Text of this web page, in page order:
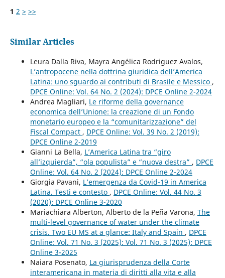
1 2 > >>
Similar Articles
Leura Dalla Riva, Mayra Angélica Rodriguez Avalos,
L’antropocene nella dottrina giuridica dell’America
Latina: uno sguardo ai contributi di Brasile e Messico ,
DPCE Online: Vol. 64 No. 2 (2024): DPCE Online 2-2024
Andrea Magliari, Le riforme della governance
economica dell’Unione: la creazione di un Fondo
monetario europeo e la “comunitarizzazione” del
Fiscal Compact , DPCE Online: Vol. 39 No. 2 (2019):
DPCE Online 2-2019
Gianni La Bella, L’America Latina tra “giro
all’izquierda”, “ola populista” e “nuova destra” , DPCE
Online: Vol. 64 No. 2 (2024): DPCE Online 2-2024
Giorgia Pavani, L’emergenza da Covid-19 in America
Latina. Testi e contesto , DPCE Online: Vol. 44 No. 3
(2020): DPCE Online 3-2020
Mariachiara Alberton, Alberto de la Peña Varona, The
multi-level governance of water under the climate
crisis. Two EU MS at a glance: Italy and Spain , DPCE
Online: Vol. 71 No. 3 (2025): Vol. 71 No. 3 (2025): DPCE
Online 3-2025
Naiara Posenato, La giurisprudenza della Corte
interamericana in materia di diritti alla vita e alla